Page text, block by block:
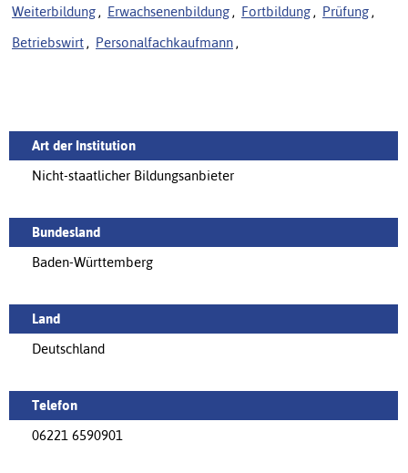
Weiterbildung , Erwachsenenbildung , Fortbildung , Prüfung ,
Betriebswirt , Personalfachkaufmann ,
Art der Institution
Nicht-staatlicher Bildungsanbieter
Bundesland
Baden-Württemberg
Land
Deutschland
Telefon
06221 6590901